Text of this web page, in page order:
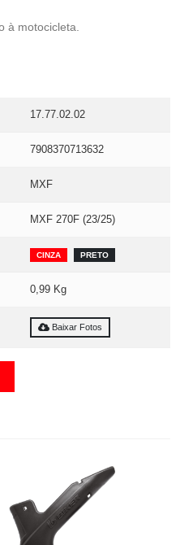
à motocicleta.
17.77.02.02
7908370713632
MXF
MXF 270F (23/25)
CINZA PRETO
0,99 Kg
Baixar Fotos